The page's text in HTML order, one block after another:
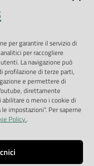
per garantire il servizio di
per raccogliere
La navigazione può
profilazione di terze parti,
e permettere di
direttamente
o meno i cookie di
impostazioni". Per saperne
Policy..